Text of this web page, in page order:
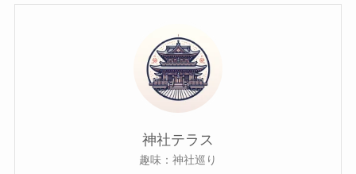
神社テラス
趣味：神社巡り